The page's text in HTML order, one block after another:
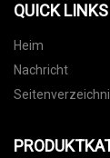
QUICK LINKS
Heim
Nachricht